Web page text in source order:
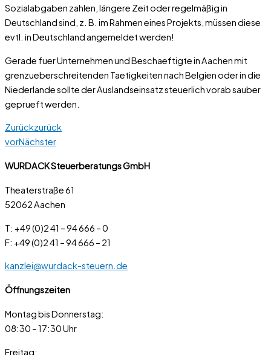
Sozialabgaben zahlen, längere Zeit oder regelmäßig in
Deutschland sind, z. B. im Rahmen eines Projekts, müssen diese
evtl. in Deutschland angemeldet werden!
Gerade fuer Unternehmen und Beschaeftigte in Aachen mit
grenzueberschreitenden Taetigkeiten nach Belgien oder in die
Niederlande sollte der Auslandseinsatz steuerlich vorab sauber
geprueft werden.
Zurückzurück
vorNächster
WURDACK Steuerberatungs GmbH
Theaterstraße 61
52062 Aachen
T: +49 (0)2 41 – 94 666 – 0
F: +49 (0)2 41 – 94 666 – 21
kanzlei@wurdack-steuern.de
Öffnungszeiten
Montag bis Donnerstag:
08:30 – 17:30 Uhr
Freitag: